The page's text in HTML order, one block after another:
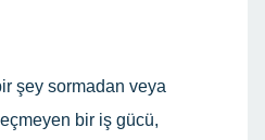
şey sormadan veya
bir iş gücü,